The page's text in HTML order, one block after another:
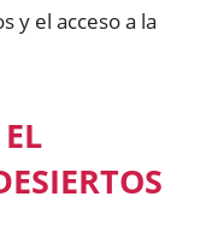
y el acceso a la